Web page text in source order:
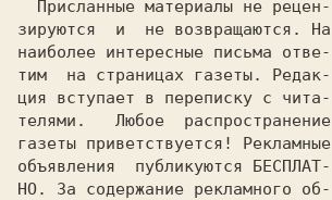
зируются  и  не возвращаются. На
наиболее интересные письма отве-
тим  на страницах газеты. Редак-
ция вступает в переписку с чита-
телями.   Любое  распрострaнение
газеты приветствуется! Рекламные
объявления  публикуются БЕСПЛАТ-
НО. За содержание рекламного об-